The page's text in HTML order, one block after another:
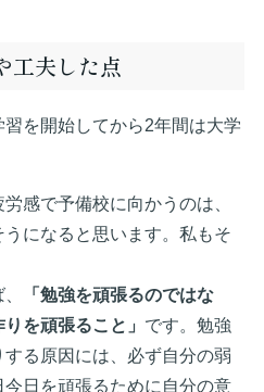
工夫した点
を開始してから2年間は大学
感で予備校に向かうのは、
になると思います。私もそ
「勉強を頑張るのではな
を頑張ること」 です。勉強
る原因には、必ず自分の弱
日を頑張るために自分の意